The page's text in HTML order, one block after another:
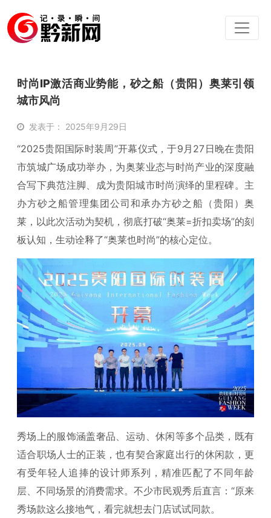
时尚IP激活商业势能，砂之船（贵阳）奥莱引领
城市风尚
发表于： 2025年9月29日
“2025贵阳国际时装周”开幕仪式，于9月27日晚在贵阳
市筑城广场成功举办，为奥莱业态与时尚产业的深度融
合写下典范注脚、成为贵阳城市时尚演绎的里程碑。主
办方砂之船管理集团公司和承办方砂之船（贵阳）奥
莱，以此次活动为契机，彻底打破“奥莱=折扣卖场”的刻
板认知，生动诠释了“奥莱也时尚”的核心定位。
秀场上的服饰涵盖奢品、运动、休闲等多个品类，既有
适合职场人士的正装，也有契合家庭出行的休闲款，更
有受年轻人追捧的设计师系列，精准匹配了不同年龄
层、不同场景的消费需求。不少市民观秀后直言：“原来
秀场款这么接地气，看完就想去门店试试同款。